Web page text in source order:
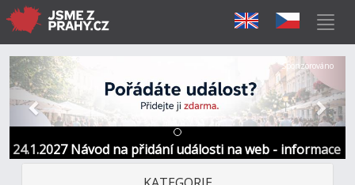
24.1.2027 Návod na přidání události na web - informace
a kontakt
Předchozí Další
Sponzorováno